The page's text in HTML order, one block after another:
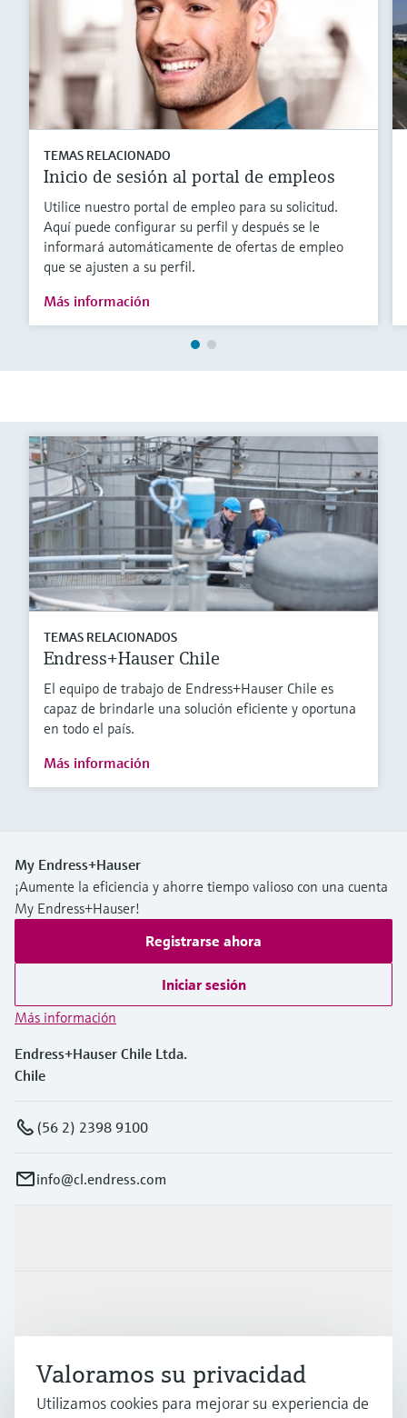
TEMAS RELACIONADO
Inicio de sesión al portal de empleos
Utilice nuestro portal de empleo para su solicitud.
Aquí puede configurar su perfil y después se le
informará automáticamente de ofertas de empleo
que se ajusten a su perfil.
Más información
TEMAS RELACIONADOS
Endress+Hauser Chile
El equipo de trabajo de Endress+Hauser Chile es
capaz de brindarle una solución eficiente y oportuna
en todo el país.
Más información
My Endress+Hauser
¡Aumente la eficiencia y ahorre tiempo valioso con una cuenta
My Endress+Hauser!
Registrarse ahora
Iniciar sesión
Más información
Endress+Hauser Chile Ltda.
Chile
(56 2) 2398 9100
info@cl.endress.com
Soporte
Valoramos su privacidad
Utilizamos cookies para mejorar su experiencia de